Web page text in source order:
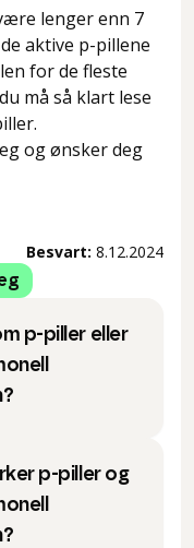
lenger enn 7
aktive p-pillene
for de fleste
må så klart lese
og ønsker deg
Besvart: 8.12.2024
p-piller eller
p-piller og